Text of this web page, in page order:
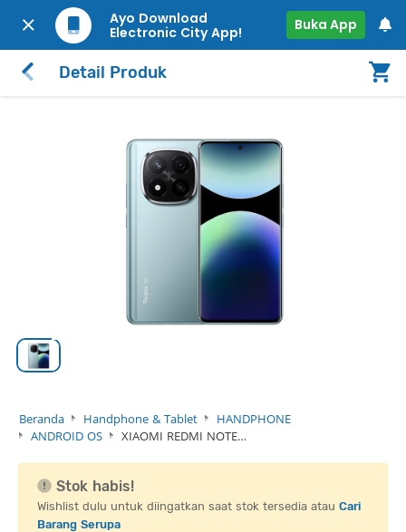
Ayo Download
Electronic City App!
Buka App
Detail Produk
Beranda Handphone & Tablet
HANDPHONE
ANDROID OS
XIAOMI REDMI NOTE…
Stok habis!
Wishlist dulu untuk diingatkan saat stok tersedia atau Cari
Barang Serupa